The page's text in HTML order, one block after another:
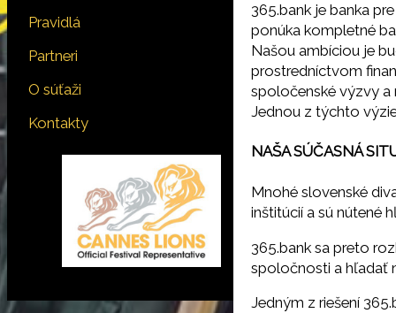
Pravidlá
Partneri
O súťaži
Kontakty
365.bank je banka
ponúka kompletné
Našou ambíciou je
prostredníctvom
spoločenské výzvy a
Jednou z týchto
NAŠA SÚČASNÁ
Mnohé slovenské
inštitúcií a sú nútené
365.bank sa preto
spoločnosti a hľadať
Jedným z riešení